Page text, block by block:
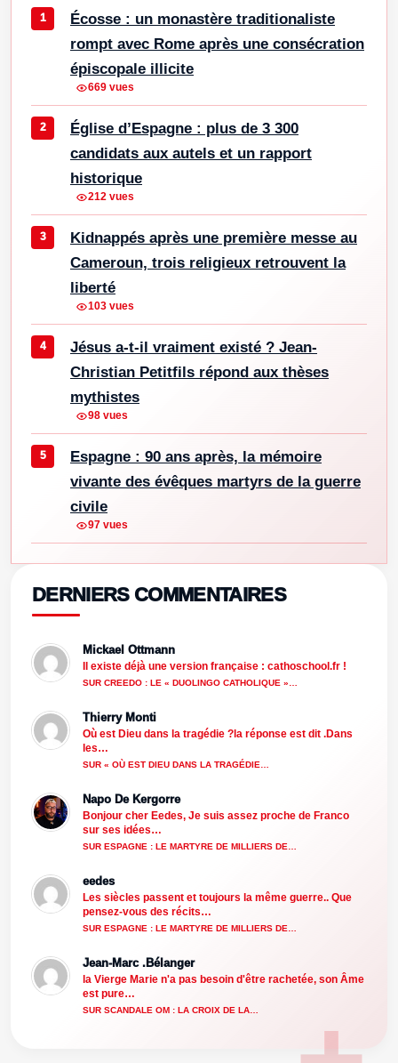
Écosse : un monastère traditionaliste
rompt avec Rome après une consécration
épiscopale illicite
669 vues
Église d’Espagne : plus de 3 300
candidats aux autels et un rapport
historique
212 vues
Kidnappés après une première messe au
Cameroun, trois religieux retrouvent la
liberté
103 vues
Jésus a-t-il vraiment existé ? Jean-
Christian Petitfils répond aux thèses
mythistes
98 vues
Espagne : 90 ans après, la mémoire
vivante des évêques martyrs de la guerre
civile
97 vues
DERNIERS COMMENTAIRES
Mickael Ottmann
Il existe déjà une version française : cathoschool.fr !
SUR CREEDO : LE « DUOLINGO CATHOLIQUE »…
Thierry Monti
Où est Dieu dans la tragédie ?la réponse est dit .Dans
les…
SUR « OÙ EST DIEU DANS LA TRAGÉDIE…
Napo De Kergorre
Bonjour cher Eedes, Je suis assez proche de Franco
sur ses idées…
SUR ESPAGNE : LE MARTYRE DE MILLIERS DE…
eedes
Les siècles passent et toujours la même guerre.. Que
pensez-vous des récits…
SUR ESPAGNE : LE MARTYRE DE MILLIERS DE…
Jean-Marc .Bélanger
la Vierge Marie n'a pas besoin d'être rachetée, son Âme
est pure…
SUR SCANDALE OM : LA CROIX DE LA…